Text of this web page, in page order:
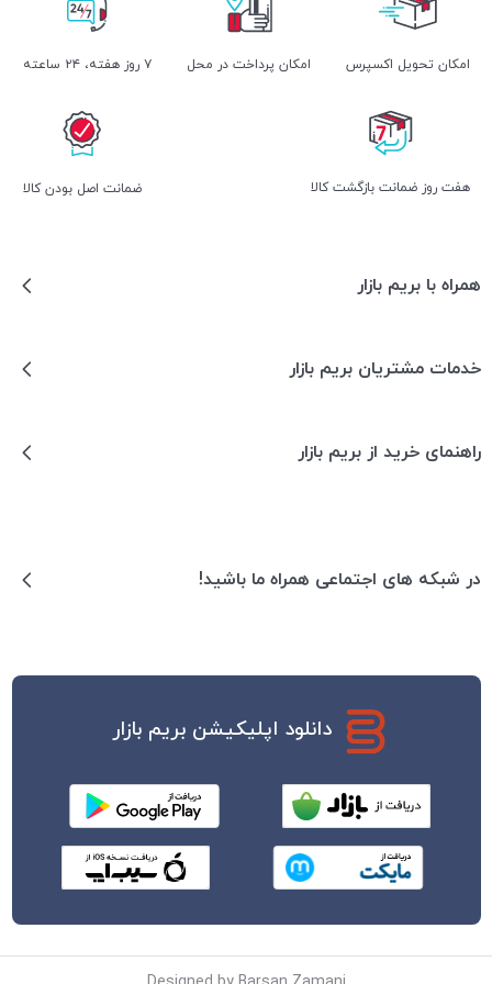
اﻣﮑﺎن ﺗﺤﻮﯾﻞ اﮐﺴﭙﺮس امکان پرداخت در محل ۷ روز ﻫﻔﺘﻪ، ۲۴ ﺳﺎﻋﺘﻪ
هفت روز ضمانت بازگشت کالا ﺿﻤﺎﻧﺖ اﺻﻞ ﺑﻮدن ﮐﺎﻟﺎ
همراه با بریم بازار
خدمات مشتریان بریم بازار
راهنمای خرید از بریم بازار
در شبکه های اجتماعی همراه ما باشید!
دانلود اپلیکیشن بریم بازار